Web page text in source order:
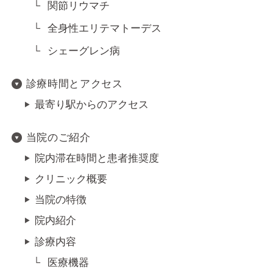
関節リウマチ
全身性エリテマトーデス
シェーグレン病
診療時間とアクセス
最寄り駅からのアクセス
当院のご紹介
院内滞在時間と患者推奨度
クリニック概要
当院の特徴
院内紹介
診療内容
医療機器